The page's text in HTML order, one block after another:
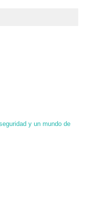
y un mundo de